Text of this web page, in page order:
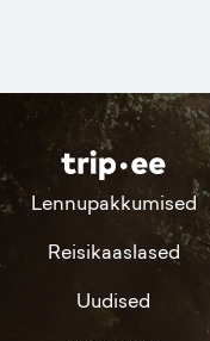
Lennupakkumised
Reisikaaslased
Uudised